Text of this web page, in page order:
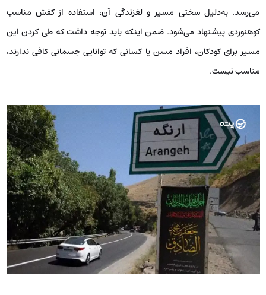
می‌رسد. به‌دلیل سختی مسیر و لغزندگی آن، استفاده از کفش مناسب
کوهنوردی پیشنهاد می‌شود. ضمن اینکه باید توجه داشت که طی کردن این
مسیر برای کودکان، افراد مسن یا کسانی که توانایی جسمانی کافی ندارند،
مناسب نیست.